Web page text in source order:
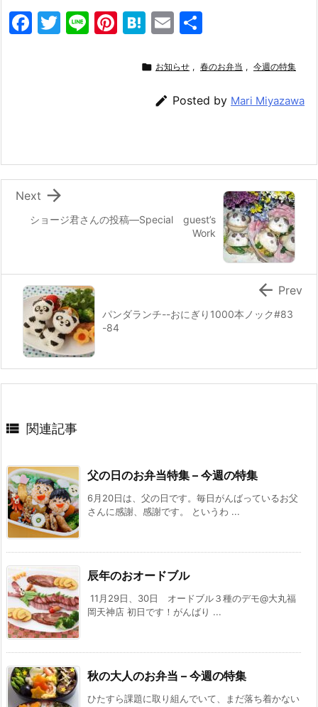
F
o
k
T
Li Pi H
e
a
E
ai
l
 お知らせ , 春のお弁当 , 今週の特集
 Posted by Mari Miyazawa
ショージ君さんの投稿—Special guest’s
Work

Next
パンダランチ--おにぎり1000本ノック#83
-84
 Prev
 関連記事
父の日のお弁当特集 – 今週の特集
6月20日は、父の日です。毎日がんばっているお父
さんに感謝、感謝です。 というわ ...
辰年のおオードブル
11月29日、30日 オードブル３種のデモ@大丸福
岡天神店 初日です！がんばり ...
秋の大人のお弁当 – 今週の特集
ひたすら課題に取り組んでいて、まだ落ち着かない